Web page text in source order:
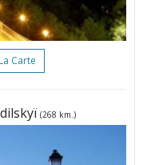
Carte
(268 km.)